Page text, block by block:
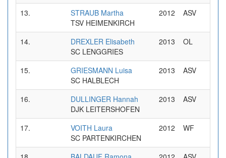
13.
STRAUB Martha
TSV HEIMENKIRCH
2012 ASV
14.
DREXLER Elisabeth
SC LENGGRIES
2013 OL
15.
GRIESMANN Luisa
SC HALBLECH
2013 ASV
16.
DULLINGER Hannah
DJK LEITERSHOFEN
2013 ASV
17.
VOITH Laura
SC PARTENKIRCHEN
2012 WF